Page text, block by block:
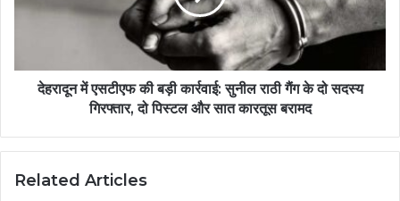
देहरादून में एसटीएफ की बड़ी कार्रवाई: सुनील राठी गैंग के दो सदस्य
गिरफ्तार, दो पिस्टल और सात कारतूस बरामद
Related Articles